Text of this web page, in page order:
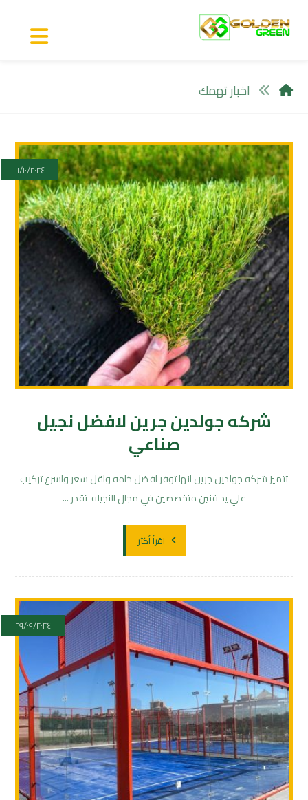
اخبار تهمك
شركه جولدين جرين لافضل نجيل
صناعي
٠١/١٠/٢٠٢٤
تتميز شركه جولدين جرين انها توفر افضل خامه واقل سعر واسرع تركيب
علي يد فنين متخصصين في مجال النجيله تقدر ...
اقرأ أكثر
٢٩/٠٩/٢٠٢٤